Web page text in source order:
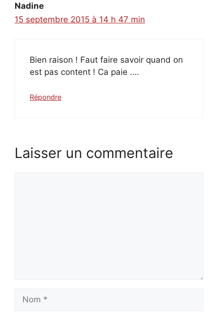
Nadine
15 septembre 2015 à 14 h 47 min
Bien raison ! Faut faire savoir quand on
est pas content ! Ca paie ….
Répondre
Laisser un commentaire
Nom